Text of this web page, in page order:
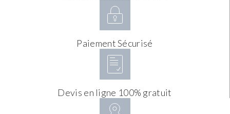
Paiement Sécurisé
Devis en ligne 100% gratuit